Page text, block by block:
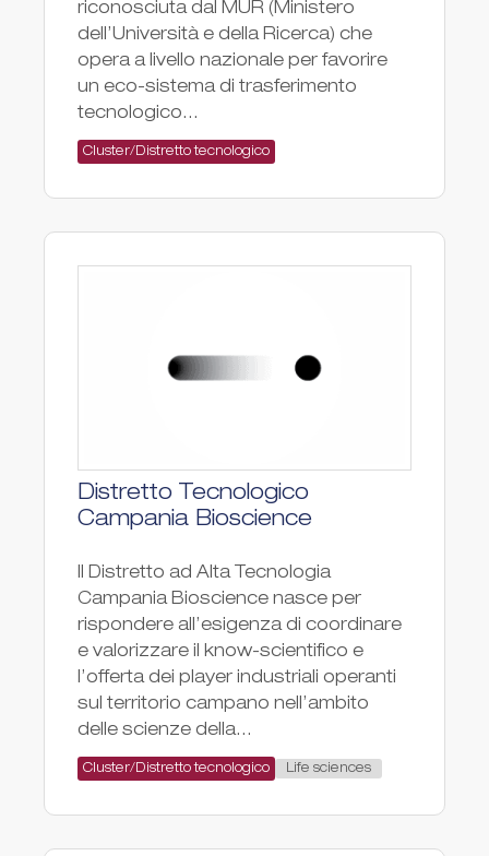
riconosciuta dal MUR (Ministero
dell’Università e della Ricerca) che
opera a livello nazionale per favorire
un eco-sistema di trasferimento
tecnologico...
Cluster/Distretto tecnologico
Distretto Tecnologico
Campania Bioscience
Il Distretto ad Alta Tecnologia
Campania Bioscience nasce per
rispondere all’esigenza di coordinare
e valorizzare il know-scientifico e
l’offerta dei player industriali operanti
sul territorio campano nell’ambito
delle scienze della...
Cluster/Distretto tecnologico Life sciences